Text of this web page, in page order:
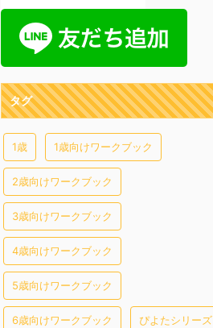
タグ
1歳 1歳向けワークブック
2歳向けワークブック
3歳向けワークブック
4歳向けワークブック
5歳向けワークブック
6歳向けワークブック ぴよたシリーズ